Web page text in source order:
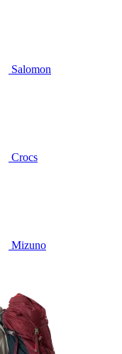
Salomon
Crocs
Mizuno